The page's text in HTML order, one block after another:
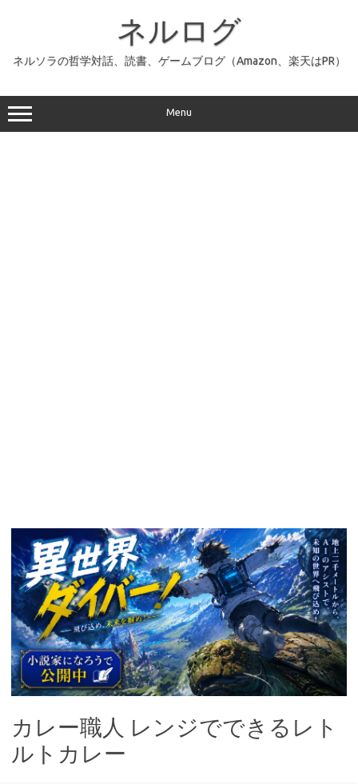
ッ
プ
ネルログ
ネルソラの哲学対話、読書、ゲームブログ（Amazon、楽天はPR）
Menu
カレー職人 レンジでできるレト
ルトカレー